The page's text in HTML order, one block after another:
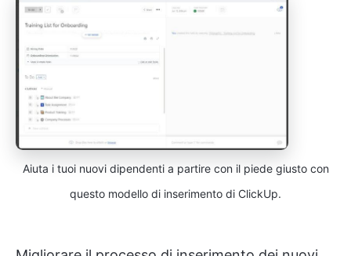
Aiuta i tuoi nuovi dipendenti a partire con il piede giusto con
questo modello di inserimento di ClickUp.